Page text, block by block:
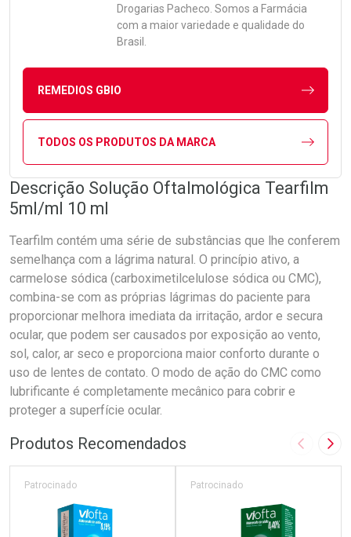
Drogarias Pacheco. Somos a Farmácia
com a maior variedade e qualidade do
Brasil.
REMEDIOS GBIO
TODOS OS PRODUTOS DA MARCA
Descrição Solução Oftalmológica Tearfilm
5ml/ml 10 ml
Tearfilm contém uma série de substâncias que lhe conferem
semelhança com a lágrima natural. O princípio ativo, a
carmelose sódica (carboximetilcelulose sódica ou CMC),
combina-se com as próprias lágrimas do paciente para
proporcionar melhora imediata da irritação, ardor e secura
ocular, que podem ser causados por exposição ao vento,
sol, calor, ar seco e proporciona maior conforto durante o
uso de lentes de contato. O modo de ação do CMC como
lubrificante é completamente mecânico para cobrir e
proteger a superfície ocular.
Produtos Recomendados Imagem
Patrocinado Patrocinado